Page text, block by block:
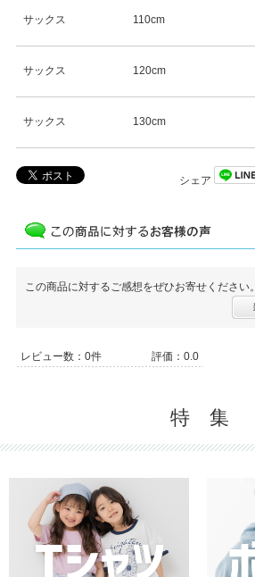
サックス 110cm
サックス 120cm
サックス 130cm
シェア
この商品に対するご感想をぜひお寄せください。
レビュー数：0件 評価：0.0
特 集